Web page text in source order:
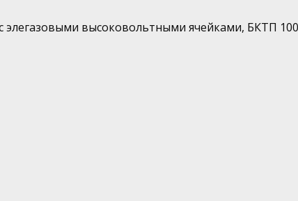
высоковольтными ячейками, БКТП